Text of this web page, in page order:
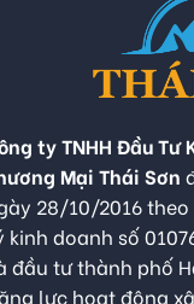
ty TNHH Đầu Tư
Mại Thái Sơn
28/10/2016
kinh doanh số
đầu tư thành phố
lực hoạt động